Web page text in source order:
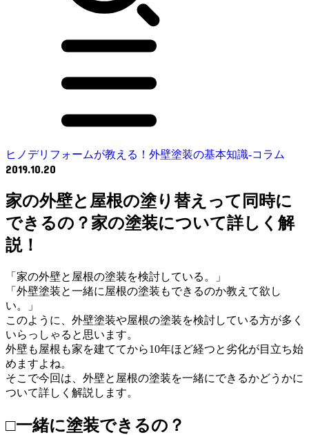
ヒノデリフォームが教える！外壁塗装の基本知識‐コラム
2019.10.20
家の外壁と屋根の塗り替えって同時に
できるの？家の塗装について詳しく解
説！
「家の外壁と屋根の塗装を検討している。」
「外壁塗装と一緒に屋根の塗装もできるのか教えて欲し
い。」
このように、外壁塗装や屋根の塗装を検討している方が多く
いらっしゃると思います。
外壁も屋根も家を建ててから10年ほど経つと劣化が目立ち始
めますよね。
そこで今回は、外壁と屋根の塗装を一緒にできるかどうかに
ついて詳しく解説します。
□一緒に塗装できるの？